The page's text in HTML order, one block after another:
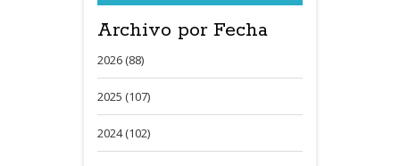
Archivo por Fecha
2026 (88)
2025 (107)
2024 (102)